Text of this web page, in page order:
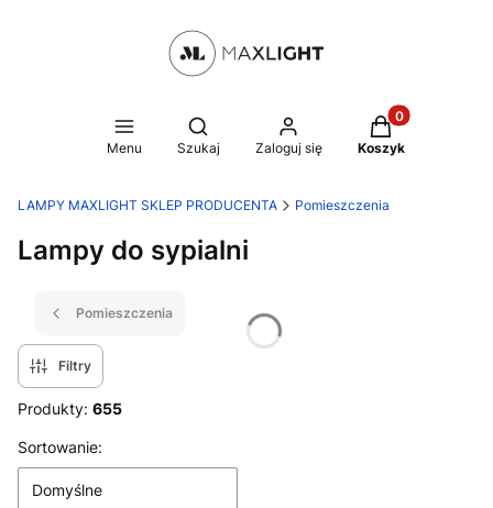
Menu
Otwórz wyszukiwarkę
Szukaj Zaloguj się
Produkty w
Koszyk
LAMPY MAXLIGHT SKLEP PRODUCENTA Pomieszczenia
Lampy do sypialni
Pomieszczenia
Filtry
Produkty: 655
Lista produktów
Sortowanie:
Domyślne